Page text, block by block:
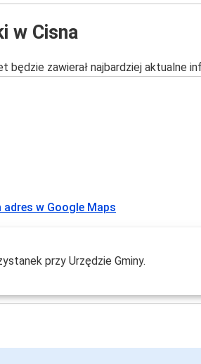
w Cisna
będzie zawierał najbardziej aktualne
w Google Maps
przy Urzędzie Gminy.